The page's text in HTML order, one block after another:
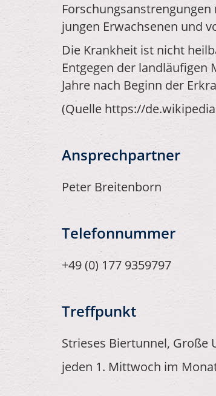
jungen Erwachsenen und
Die Krankheit ist nicht
Entgegen der landläufigen
Jahre nach Beginn der
(Quelle https://
Ansprechpartner
Peter Breitenborn
Telefonnummer
+49 (0) 177 9359797
Treffpunkt
Strieses Biertunnel, Große
jeden 1. Mittwoch im